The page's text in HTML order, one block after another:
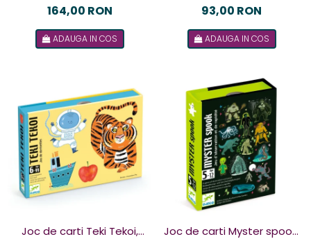
asamblat si colorat Alba,
164,00 RON
ADAUGA IN COS
93,00 RON
ADAUGA IN COS
Joc de carti Teki Tekoi,
Joc de carti Myster spook,